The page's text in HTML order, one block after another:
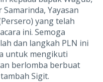
Yayasan
yang telah
ini. Semoga
dan langkah PLN ini
untuk mengikuti
berlomba berbuat
Sigit.